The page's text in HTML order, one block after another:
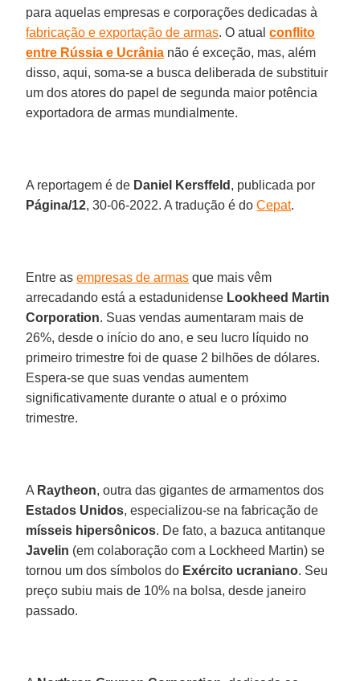
para aquelas empresas e corporações dedicadas à
fabricação e exportação de armas. O atualconflito
entre Rússia e Ucrânia não é exceção, mas, além
disso, aqui, soma-se a busca deliberada de substituir
um dos atores do papel de segunda maior potência
exportadora de armas mundialmente.
A reportagem é de Daniel Kersffeld , publicada por
Página/12, 30-06-2022. A tradução é doCepat.
Entre asempresas de armas que mais vêm
arrecadando está a estadunidense Lookheed Martin
Corporation. Suas vendas aumentaram mais de
26%, desde o início do ano, e seu lucro líquido no
primeiro trimestre foi de quase 2 bilhões de dólares.
Espera-se que suas vendas aumentem
significativamente durante o atual e o próximo
trimestre.
A Raytheon, outra das gigantes de armamentos dos
Estados Unidos, especializou-se na fabricação de
mísseis hipersônicos. De fato, a bazuca antitanque
Javelin (em colaboração com a Lockheed Martin) se
tornou um dos símbolos do Exército ucraniano. Seu
preço subiu mais de 10% na bolsa, desde janeiro
passado.